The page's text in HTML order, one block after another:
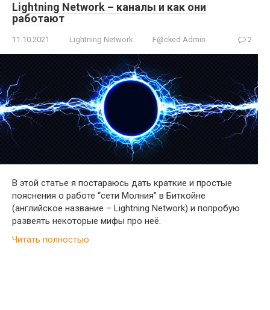
Lightning Network – каналы и как они
работают
11.10.2021 Lightning Network F@cked Admin 2
В этой статье я постараюсь дать краткие и простые
пояснения о работе “сети Молния” в Биткойне
(английское название – Lightning Network) и попробую
развеять некоторые мифы про неё.
Читать полностью